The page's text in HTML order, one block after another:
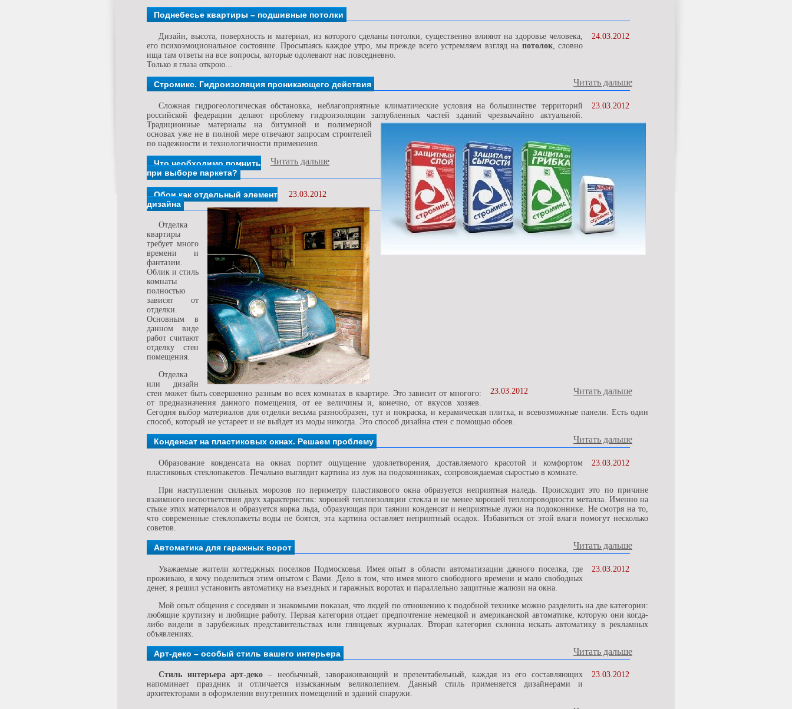
Поднебесье квартиры – подшивные потолки
24.03.2012
Дизайн, высота, поверхность и материал, из которого сделаны потолки, существенно влияют на здоровье человека,
его психоэмоциональное состояние. Просыпаясь каждое утро, мы прежде всего устремляем взгляд на потолок, словно
ища там ответы на все вопросы, которые одолевают нас повседневно.
Только я глаза открою...
Читать дальше
Стромикс. Гидроизоляция проникающего действия
23.03.2012
Сложная гидрогеологическая обстановка, неблагоприятные климатические условия на большинстве территорий
российской федерации делают проблему гидроизоляции заглубленных частей зданий чрезвычайно актуальной.
Традиционные материалы на битумной и полимерной
основах уже не в полной мере отвечают запросам строителей
по надежности и технологичности применения.
Читать дальше
Что необходимо помнить
при выборе паркета?
23.03.2012
Читать дальше
Обои как отдельный элемент
дизайна
23.03.2012
Отделка
квартиры
требует много
времени и
фантазии.
Облик и стиль
комнаты
полностью
зависят от
отделки.
Основным в
данном виде
работ считают
отделку стен
помещения.
Отделка
или дизайн
стен может быть совершенно разным во всех комнатах в квартире. Это зависит от многого:
от предназначения данного помещения, от ее величины и, конечно, от вкусов хозяев.
Сегодня выбор материалов для отделки весьма разнообразен, тут и покраска, и керамическая плитка, и всевозможные панели. Есть один
способ, который не устареет и не выйдет из моды никогда. Это способ дизайна стен с помощью обоев.
Читать дальше
Конденсат на пластиковых окнах. Решаем проблему
23.03.2012
Образование конденсата на окнах портит ощущение удовлетворения, доставляемого красотой и комфортом
пластиковых стеклопакетов. Печально выглядит картина из луж на подоконниках, сопровождаемая сыростью в комнате.
При наступлении сильных морозов по периметру пластикового окна образуется неприятная наледь. Происходит это по причине
взаимного несоответствия двух характеристик: хорошей теплоизоляции стекла и не менее хорошей теплопроводности металла. Именно на
стыке этих материалов и образуется корка льда, образующая при таянии конденсат и неприятные лужи на подоконнике. Не смотря на то,
что современные стеклопакеты воды не боятся, эта картина оставляет неприятный осадок. Избавиться от этой влаги помогут несколько
советов.
Читать дальше
Автоматика для гаражных ворот
23.03.2012
Уважаемые жители коттеджных поселков Подмосковья. Имея опыт в области автоматизации дачного поселка, где
проживаю, я хочу поделиться этим опытом с Вами. Дело в том, что имея много свободного времени и мало свободных
денег, я решил установить автоматику на въездных и гаражных воротах и параллельно защитные жалюзи на окна.
Мой опыт общения с соседями и знакомыми показал, что людей по отношению к подобной технике можно разделить на две категории:
любящие крутизну и любящие работу. Первая категория отдает предпочтение немецкой и американской автоматике, которую они когда-
либо видели в зарубежных представительствах или глянцевых журналах. Вторая категория склонна искать автоматику в рекламных
объявлениях.
Читать дальше
Арт-деко – особый стиль вашего интерьера
23.03.2012
Стиль интерьера арт-деко – необычный, завораживающий и презентабельный, каждая из его составляющих
напоминает праздник и отличается изысканным великолепием. Данный стиль применяется дизайнерами и
архитекторами в оформлении внутренних помещений и зданий снаружи.